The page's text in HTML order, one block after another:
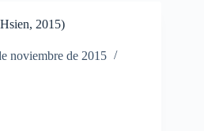
2015)
noviembre de 2015